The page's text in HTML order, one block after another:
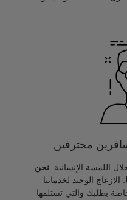
محترفين
اللمسة الإنسانية. نحن
. الازعاج الوحيد لخدماتنا
بطلبك والتي تستلمها